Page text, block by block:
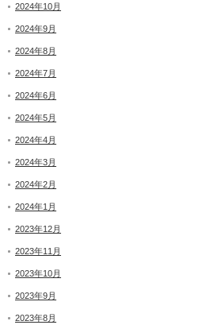
2024年10月
2024年9月
2024年8月
2024年7月
2024年6月
2024年5月
2024年4月
2024年3月
2024年2月
2024年1月
2023年12月
2023年11月
2023年10月
2023年9月
2023年8月